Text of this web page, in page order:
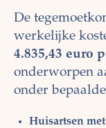
De
werkelijke
4.835,43 euro
onderworpen
onder bepaalde
Huisartsen